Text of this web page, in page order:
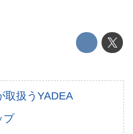
て
取扱うYADEA
プ